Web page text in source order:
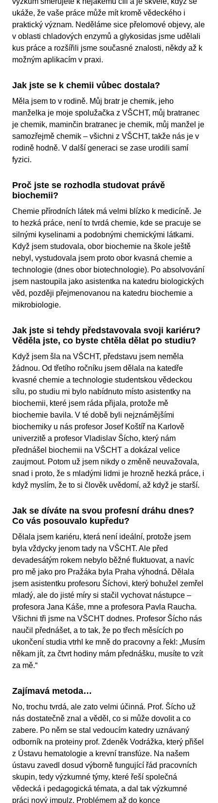
ukáže, že vaše práce může mít kromě vědeckého i
praktický význam. Neděláme sice přelomové objevy, ale
v oblasti chladových enzymů a glykosidas jsme udělali
kus práce a rozšířili jsme současné znalosti, někdy až k
možným aplikacím v praxi.
Jak jste se k chemii vůbec dostala?
Měla jsem to v rodině. Můj bratr je chemik, jeho
manželka je moje spolužačka z VŠCHT, můj bratranec
je chemik, maminčin bratranec je chemik, můj manžel je
samozřejmě chemik – všichni z VŠCHT, takže nás je v
rodině hodně. V další generaci se zase urodili samí
fyzici.
Proč jste se rozhodla studovat právě
biochemii?
Chemie přírodních látek má velmi blízko k medicíně. Je
to hezká práce, není to tvrdá chemie, kde se pracuje se
silnými kyselinami a podobnými chemickými látkami.
Když jsem studovala, obor biochemie na škole ještě
nebyl, vystudovala jsem proto obor kvasná chemie a
technologie (dnes obor biotechnologie). Po absolvování
jsem nastoupila jako asistentka na katedru biologických
věd, později přejmenovanou na katedru biochemie a
mikrobiologie.
Jak jste si tehdy představovala svoji kariéru?
Věděla jste, co byste chtěla dělat po studiu?
Když jsem šla na VŠCHT, představu jsem neměla
žádnou. Od třetího ročníku jsem dělala na katedře
kvasné chemie a technologie studentskou vědeckou
sílu, po studiu mi bylo nabídnuto místo asistentky na
biochemii, které jsem ráda přijala, protože mě
biochemie bavila. V té době byli nejznámějšími
biochemiky u nás profesor Josef Koštíř na Karlově
univerzitě a profesor Vladislav Šícho, který nám
přednášel biochemii na VŠCHT a dokázal velice
zaujmout. Potom už jsem nikdy o změně neuvažovala,
snad i proto, že s mladými lidmi je hrozně hezká práce, i
když myslím, že to si člověk uvědomí, až když je starší.
Jak se díváte na svou profesní dráhu dnes?
Co vás posouvalo kupředu?
Dělala jsem kariéru, která není ideální, protože jsem
byla vždycky jenom tady na VŠCHT. Ale před
devadesátým rokem nebylo běžné fluktuovat, a navíc
pro mě jako pro Pražáka byla Praha výhodná. Dělala
jsem asistentku profesoru Šíchovi, který bohužel zemřel
mladý, ale do jisté míry si stačil vychovat nástupce –
profesora Jana Káše, mne a profesora Pavla Raucha.
Všichni tři jsme na VŠCHT dodnes. Profesor Šícho nás
naučil přednášet, a to tak, že po třech měsících po
ukončení studia vtrhl ke mně do pracovny a řekl: „Musím
někam jít, za čtvrt hodiny mám přednášku, musíte to vzít
za mě.“
Zajímavá metoda…
No, trochu tvrdá, ale zato velmi účinná. Prof. Šícho už
nás dostatečně znal a věděl, co si může dovolit a co
zabere. Po něm se stal vedoucím katedry uznávaný
odborník na proteiny prof. Zdeněk Vodrážka, který přišel
z Ústavu hematologie a krevní transfúze. Na našem
ústavu zavedl dosud výborně fungující řád pracovních
skupin, tedy výzkumné týmy, které řeší společná
vědecká i pedagogická témata, a dal tak výzkumné
práci nový impulz. Problémem až do konce